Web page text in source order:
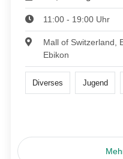
11:00 - 19:00 Uhr
Mall of Switzerland,
Ebikon
Diverses Jugend